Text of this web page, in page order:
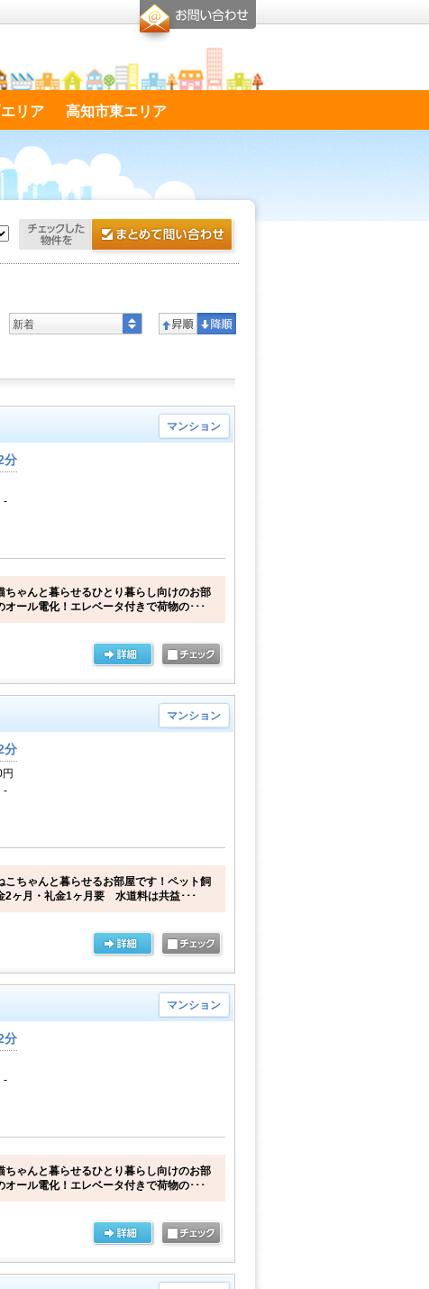
リア 高知市東エリア
新着
マンション
分
-
ちゃんと暮らせるひとり暮らし向けのお部
オール電化！エレベータ付きで荷物の･･･
マンション
分
-
こちゃんと暮らせるお部屋です！ペット飼
2ヶ月・礼金1ヶ月要 水道料は共益･･･
マンション
分
-
ちゃんと暮らせるひとり暮らし向けのお部
オール電化！エレベータ付きで荷物の･･･